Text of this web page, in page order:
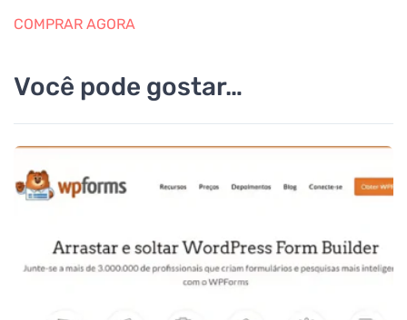
COMPRAR AGORA
Você pode gostar…